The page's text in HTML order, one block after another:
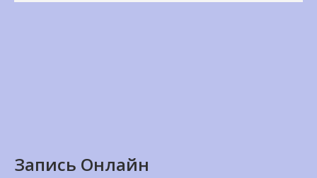
Запись Онлайн